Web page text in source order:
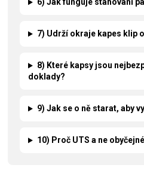
6) Jak funguje stahování
7) Udrží okraje kapes klip
8) Které kapsy jsou
doklady?
9) Jak se o ně starat, aby
10) Proč UTS a ne